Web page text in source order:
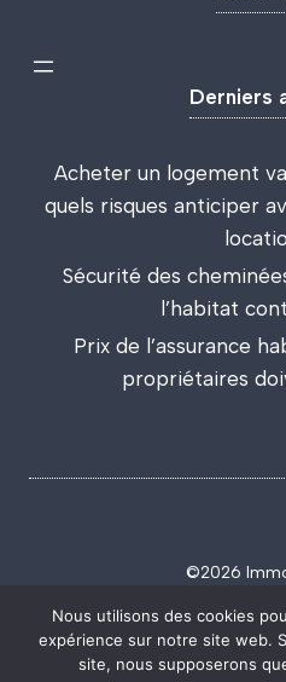
Derniers
Acheter un logement
quels risques anticiper
Sécurité des
l’habitat
Prix de l’assurance
propriétaires
©2026
Politique de
Nous utilisons des cookies
expérience sur notre site web.
site, nous supposerons